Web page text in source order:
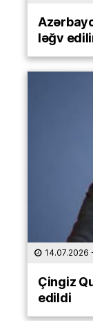
ləğv
14.07.2026
Çingiz
edildi